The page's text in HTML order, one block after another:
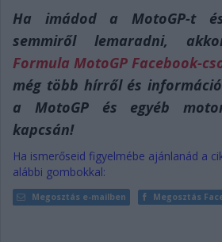
Ha imádod a MotoGP-t
semmiről lemaradni,
Formula MotoGP Facebook-
még több hírről és
a MotoGP és egyéb
kapcsán!
Ha ismerőseid figyelmébe ajánlanád a
alábbi gombokkal:
Megosztás e-mailben Megosztás